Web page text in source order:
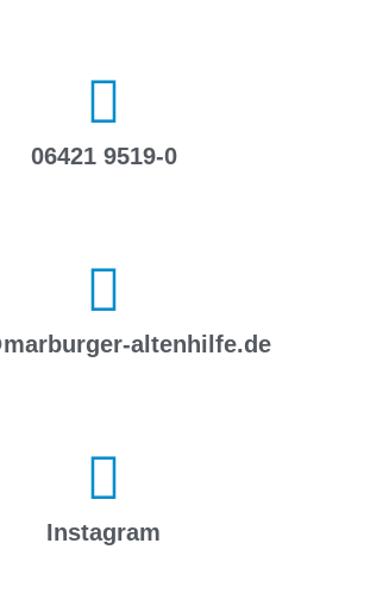
06421 9519-0
altenhilfe.de
Instagram